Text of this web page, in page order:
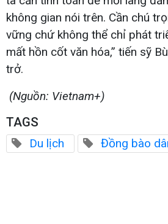
không gian nói trên. Cần chú
vững chứ không thể chỉ phát
mất hồn cốt văn hóa,” tiến sỹ
trở.
(Nguồn: Vietnam+)
TAGS
Du lịch Đồng bào